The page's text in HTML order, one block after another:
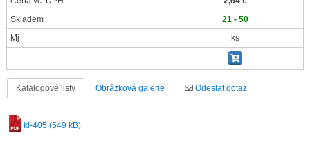
Skladem
21 - 50
Mj
ks
Katalogové listy Obrázková galerie Odeslat dotaz
kl-405 (549 kB)